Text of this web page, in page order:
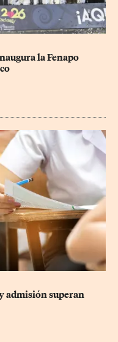
la Fenapo
admisión superan